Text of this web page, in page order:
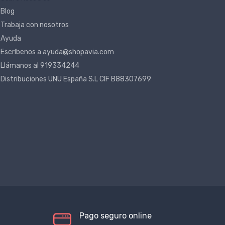
Blog
Trabaja con nosotros
Ayuda
Escríbenos a ayuda@shopavia.com
Llámanos al 919334244
Distribuciones UNU España S.L CIF B88307699
Pago seguro online